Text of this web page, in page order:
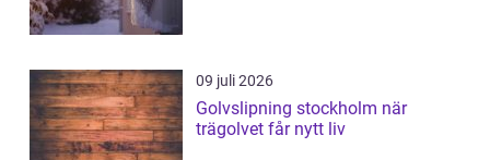
09 juli 2026
Golvslipning stockholm när
trägolvet får nytt liv